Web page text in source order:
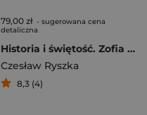
79,00 zł - sugerowana cena
detaliczna
Historia i świętość. Zofia Kossak biografia ilustrowana
Czesław Ryszka
8,3 (4)